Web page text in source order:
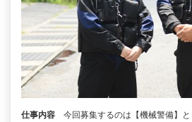
仕事内容
今回募集するのは【機械警備】